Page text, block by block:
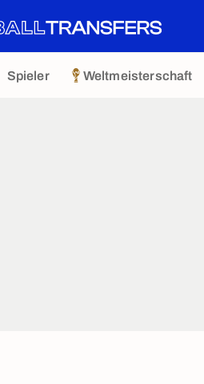
Spieler Weltmeisterschaft